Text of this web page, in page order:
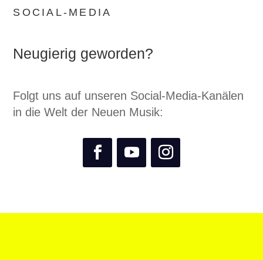
SOCIAL-MEDIA
Neugierig geworden?
Folgt uns auf unseren Social-Media-Kanälen
in die Welt der Neuen Musik: